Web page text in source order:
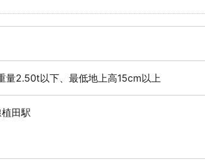
量2.50t以下、最低地上高15cm以上
田駅